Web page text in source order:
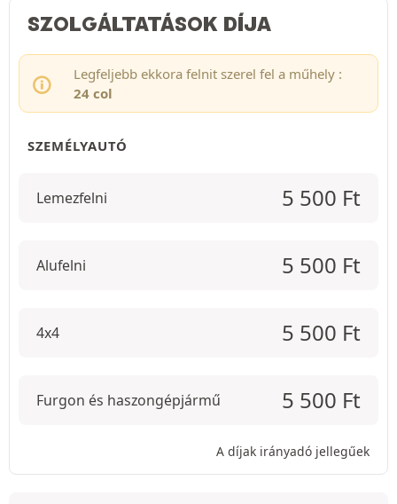
SZOLGÁLTATÁSOK DÍJA
Legfeljebb ekkora felnit szerel fel a műhely :
24 col
SZEMÉLYAUTÓ
Lemezfelni 5 500 Ft
Alufelni 5 500 Ft
4x4 5 500 Ft
Furgon és haszongépjármű 5 500 Ft
A díjak irányadó jellegűek